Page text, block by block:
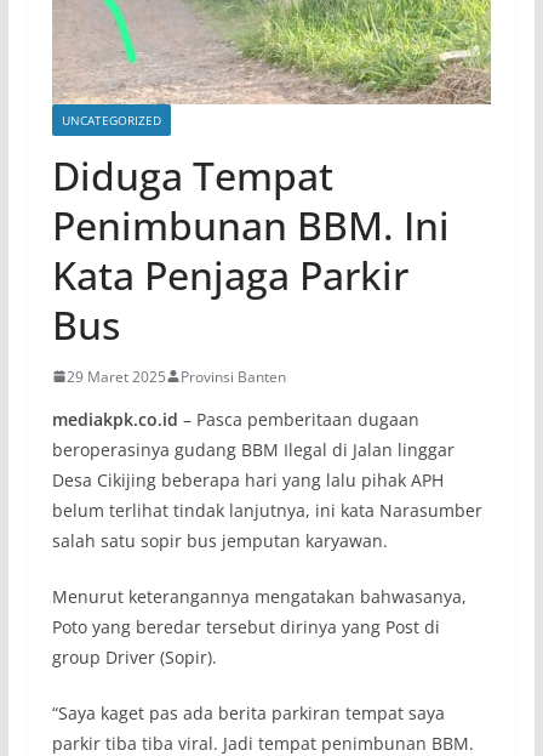
UNCATEGORIZED
Diduga Tempat
Penimbunan BBM. Ini
Kata Penjaga Parkir
Bus
29 Maret 2025 Provinsi Banten
mediakpk.co.id – Pasca pemberitaan dugaan
beroperasinya gudang BBM Ilegal di Jalan linggar
Desa Cikijing beberapa hari yang lalu pihak APH
belum terlihat tindak lanjutnya, ini kata Narasumber
salah satu sopir bus jemputan karyawan.
Menurut keterangannya mengatakan bahwasanya,
Poto yang beredar tersebut dirinya yang Post di
group Driver (Sopir).
“Saya kaget pas ada berita parkiran tempat saya
parkir tiba tiba viral. Jadi tempat penimbunan BBM.